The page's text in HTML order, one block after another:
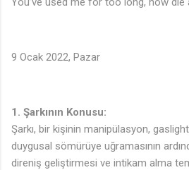
9 Ocak 2022, Pazar
1. Şarkının Konusu:
Şarkı, bir kişinin manipülasyon,
duygusal sömürüye uğramasının
direniş geliştirmesi ve intikam alma